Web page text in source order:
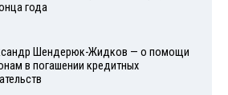
года
Шендерюк-Жидков — о помощи
в погашении кредитных